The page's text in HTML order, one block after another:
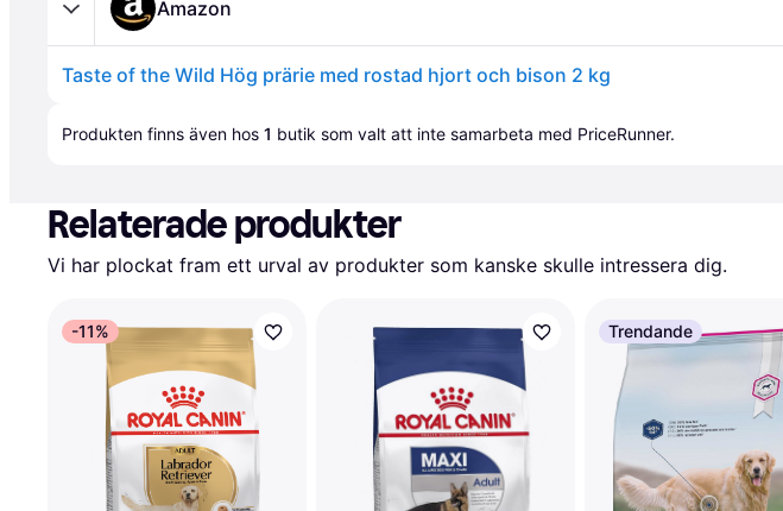
Amazon
Taste of the Wild Hög prärie med rostad hjort och bison 2 kg
Produkten finns även hos 1 butik som valt att inte samarbeta med PriceRunner.
Relaterade produkter
Vi har plockat fram ett urval av produkter som kanske skulle intressera dig.
-11% Trendande